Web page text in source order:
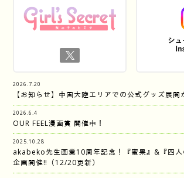
2026.7.20
【お知らせ】中国大陸エリアでの公式グッズ展開
2026.6.4
OUR FEEL漫画賞 開催中！
2025.10.28
akabeko先生画業10周年記念！『蜜果』&『四人
企画開催‼︎（12/20更新）